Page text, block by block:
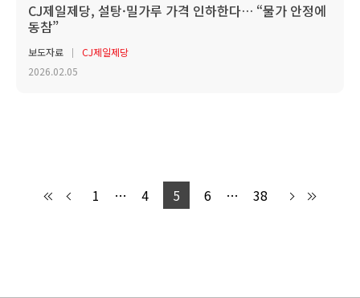
CJ제일제당, 설탕·밀가루 가격 인하한다… “물가 안정에
동참”
보도자료
CJ제일제당
2026.02.05
1 … 4 5 6 … 38